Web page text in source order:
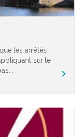
les arrêtés
sur le
chevron_right